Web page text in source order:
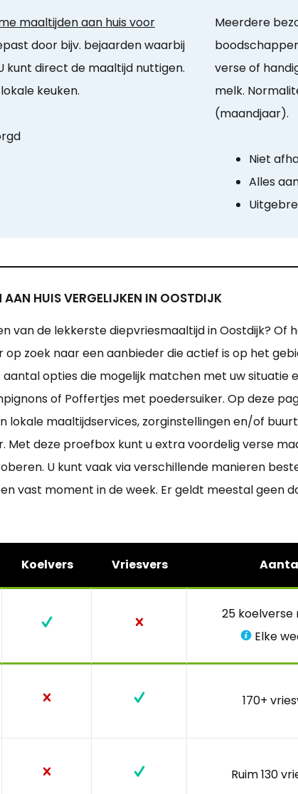
maaltijden aan huis voor
door bijv. bejaarden waarbij
kunt direct de maaltijd nuttigen.
keuken.
Meerdere
verse of
melk.
(maandjaar).
Niet
Alles
HUIS VERGELIJKEN IN OOSTDIJK
van de lekkerste diepvriesmaaltijd in Oostdijk? Of
zoek naar een aanbieder die actief is op het
opties die mogelijk matchen met uw
of Poffertjes met poedersuiker. Op deze
lokale maaltijdservices, zorginstellingen en/of
Met deze proefbox kunt u extra voordelig verse
U kunt vaak via verschillende manieren
vast moment in de week. Er geldt meestal geen
Koelvers Vriesvers
25
Elke
170+
Ruim 130